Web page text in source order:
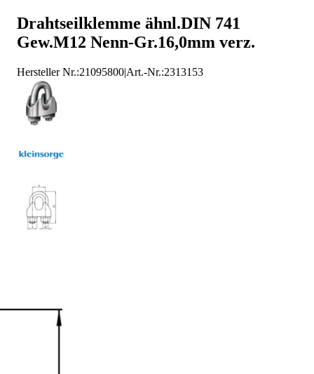
Drahtseilgehänge
/
Kleinsorge Drahtseilgehänge
Drahtseilklemme ähnl.DIN 741
Gew.M12 Nenn-Gr.16,0mm verz.
Hersteller Nr.:21095800|Art.-Nr.:2313153